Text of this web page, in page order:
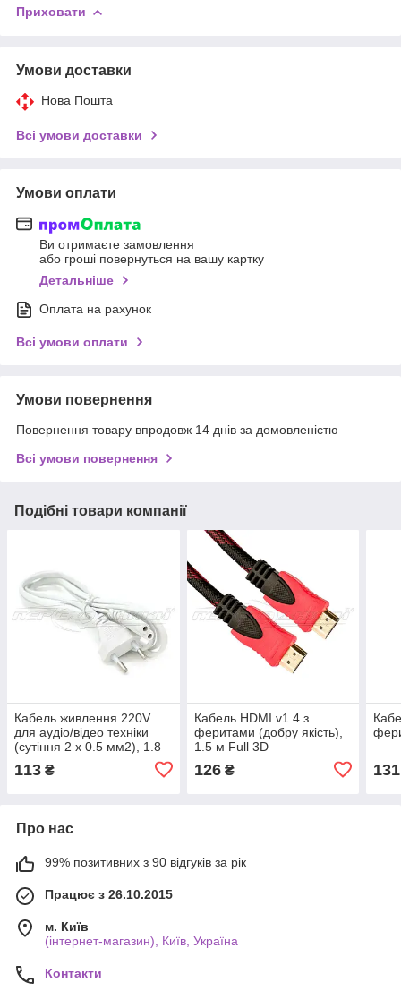
Приховати
Умови доставки
Нова Пошта
Всі умови доставки
Умови оплати
Ви отримаєте замовлення
або гроші повернуться на вашу картку
Детальніше
Оплата на рахунок
Всі умови оплати
Умови повернення
Повернення товару впродовж 14 днів за домовленістю
Всі умови повернення
Подібні товари компанії
Кабель живлення 220V
для аудіо/відео техніки
(сутіння 2 х 0.5 мм2), 1.8
113 ₴
Кабель HDMI v1.4 з
феритами (добру якість),
1.5 м Full 3D
126₴ 131
Про нас
99% позитивних з 90 відгуків за рік
Працює з 26.10.2015
м. Київ
(інтернет-магазин), Київ, Україна
Контакти